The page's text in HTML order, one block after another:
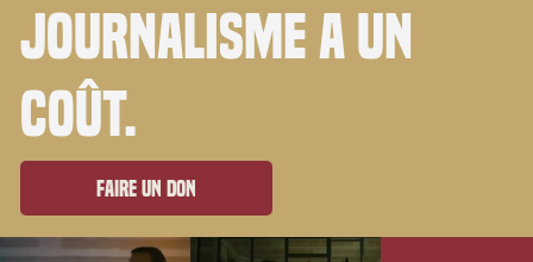
journalisme a un
coût.
Faire un don